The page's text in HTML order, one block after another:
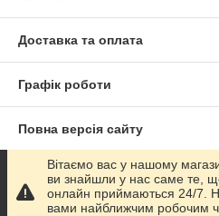
Доставка та оплата
Графік роботи
Повна версія сайту
Сайт створено на
Вітаємо вас у нашому
ви знайшли у нас саме те,
онлайн приймаються 24/7.
вами найближчим робочим